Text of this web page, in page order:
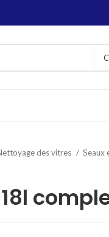
des vitres
Seaux